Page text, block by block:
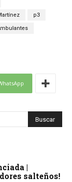
p3
|
salteños!